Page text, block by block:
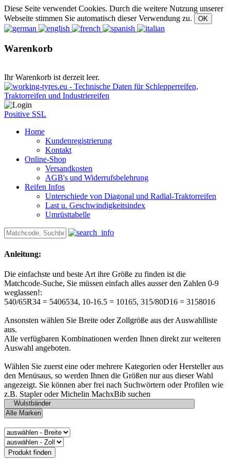
Diese Seite verwendet Cookies. Durch die weitere Nutzung unserer
Webseite stimmen Sie automatisch dieser Verwendung zu.
Warenkorb
Ihr Warenkorb ist derzeit leer.
Positive SSL
Home
Kundenregistrierung
Kontakt
Online-Shop
Versandkosten
AGB's und Widerrufsbelehrung
Reifen Infos
Unterschiede von Diagonal und Radial-Traktorreifen
Last u. Geschwindigkeitsindex
Umrüsttabelle
Anleitung:
Die einfachste und beste Art ihre Größe zu finden ist die
Matchcode-Suche, Sie müssen einfach alles ausser den Zahlen 0-9
weglassen!:
540/65R34 = 5406534, 10-16.5 = 10165, 315/80D16 = 3158016
Ansonsten wählen Sie Breite oder Zollgröße aus der Auswahlliste
aus.
Alle verfügbaren Kombinationen werden Ihnen direkt zur weiteren
Auswahl angeboten.
Wählen Sie zuerst eine oder mehrere Kategorien oder Hersteller aus
den Menüsaus, so werden Ihnen die Größen nur aus dieser Wahl
angezeigt. Sie können aber frei nach Suchwörtern oder Profilen wie
z.B. Stapler oder Michelin MachxBib suchen